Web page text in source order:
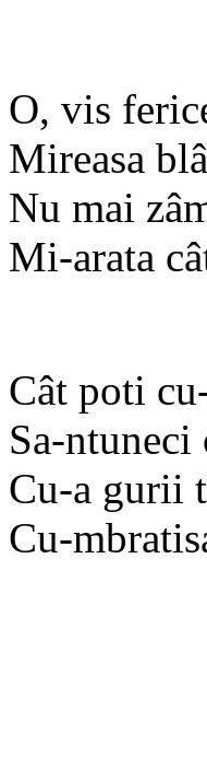
O, vis
Mireasa
Nu mai
Mi-arata
Cât poti
Sa-
Cu-a gurii
Cu-